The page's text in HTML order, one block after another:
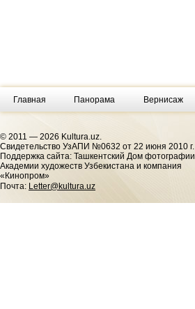
Главная Панорама Вернисаж
© 2011 — 2026 Kultura.uz.
Cвидетельство УзАПИ №0632 от 22 июня 2010 г.
Поддержка сайта: Ташкентский Дом фотографии
Академии художеств Узбекистана и компания
«Кинопром»
Почта: Letter@kultura.uz